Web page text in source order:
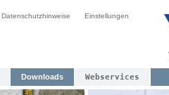
Datenschutzhinweise Einstellungen
Downloads Webservices